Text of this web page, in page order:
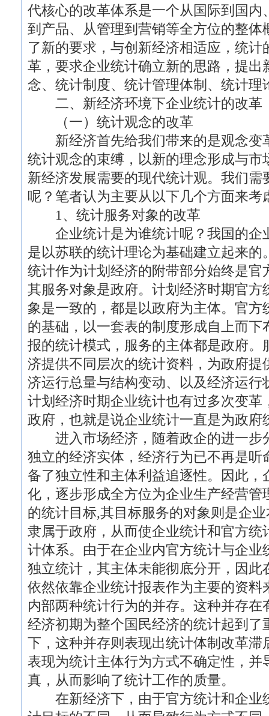
代核心的改革体系是一个从国际到国内
到产品、从管理到营销等全方位的整体
了新的要求，与创新经济相适应，统
革，要求企业统计确立新的思路，提出
念、统计制度、统计管理体制、统计理
二、新经济环境下企业统计的改革
（一）统计观念的改革
新经济首先给我们带来的是观念变
统计观念的束缚，以新的理念形成与市
新经济发展需要的现代统计观。我们需
呢？笔者认为主要从以下几个方面来考
1、统计服务对象的改革
企业统计是为谁统计呢？我国的企
是以苏联的统计理论为基础建立起来的
统计作为计划经济的附带部分始终是官
其服务对象是政府。计划经济时期官方
象是一致的，都是以政府为主体。官方
的基础，以一套表的制度形成自上而下
报的统计模式，服务的主体都是政府。
济提供不同层次的统计资料，为政府提
济运行总量与结构变动、以及经济运行
计划经济时期企业统计也有过多次变革
政府，也就是说企业统计一直是为政府
进入市场经济，随着政企的进一步
独立的经济实体，经济行为已不再是听
备了独立性和主体利益追逐性。因此，
化，逐步形成全方位为企业生产经营管
的统计目标,其目标服务的对象则是企
隶属于政府，从而使企业统计和官方统
计体系。由于在企业内官方统计与企业
独立统计，其主体未能彻底分开，因此
依然依靠企业统计报表作为主要的资料
内部两种统计行为的并存。这种并存
经济初期为整个国民经济的统计起到了
下，这种并存则表现出统计体制改革滞
表现为统计主体行为方式不确定性，并
真，从而影响了统计工作的质量。
在新经济下，由于官方统计和企业